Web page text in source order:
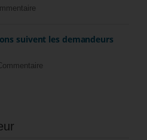
suivent les demandeurs